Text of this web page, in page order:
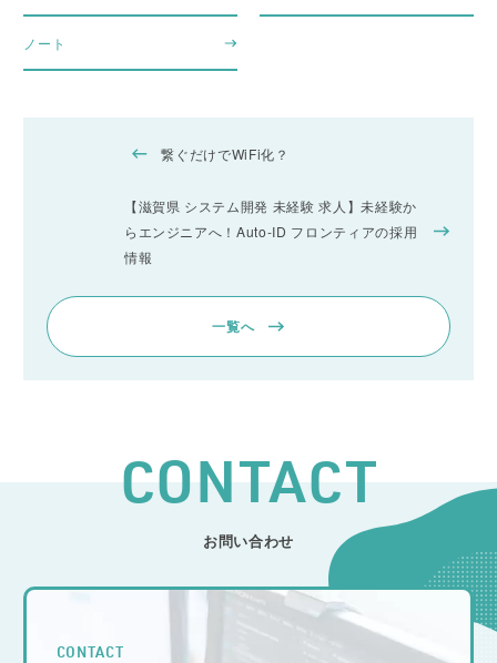
ノート
繋ぐだけでWiFi化？
【滋賀県 システム開発 未経験 求人】未経験か
らエンジニアへ！Auto-ID フロンティアの採用
情報
一覧へ
CONTACT
お問い合わせ
CONTACT